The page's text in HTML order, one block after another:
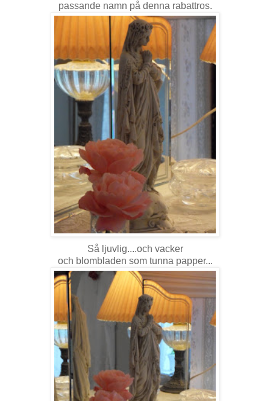
passande namn på denna rabattros.
Så ljuvlig....och vacker
och blombladen som tunna papper...